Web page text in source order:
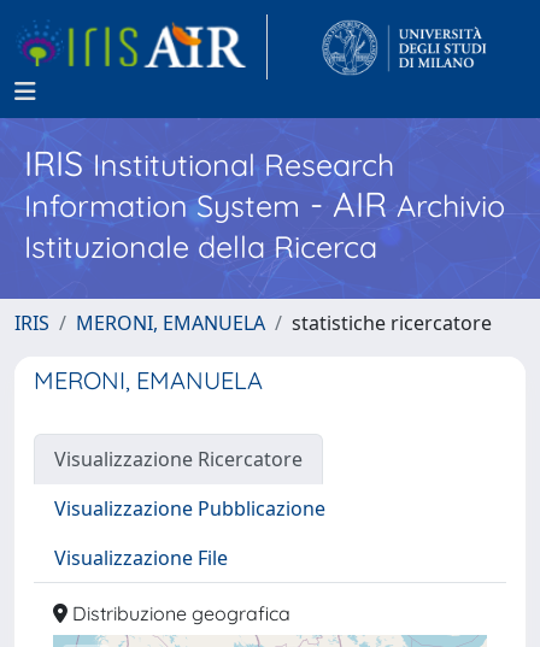
IRISInstitutional Research
Information System - AIR Archivio
Istituzionale della Ricerca
IRIS MERONI, EMANUELA statistiche ricercatore
MERONI, EMANUELA
Visualizzazione Ricercatore
Visualizzazione Pubblicazione
Visualizzazione File
Distribuzione geografica